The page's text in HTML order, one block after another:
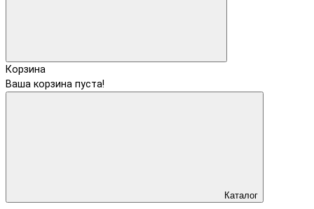
Корзина
Ваша корзина пуста!
Каталог